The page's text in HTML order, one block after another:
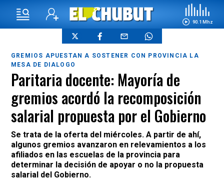
90.1 Mhz
GREMIOS APUESTAN A SOSTENER CON PROVINCIA LA
MESA DE DIALOGO
Paritaria docente: Mayoría de
gremios acordó la recomposición
salarial propuesta por el Gobierno
Se trata de la oferta del miércoles. A partir de ahí,
algunos gremios avanzaron en relevamientos a los
afiliados en las escuelas de la provincia para
determinar la decisión de apoyar o no la propuesta
salarial del Gobierno.